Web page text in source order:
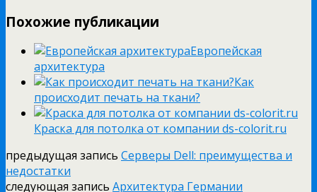
Похожие публикации
Европейская
архитектура
Как
происходит печать на ткани?
Краска для потолка от компании ds-colorit.ru
предыдущая запись Серверы Dell: преимущества и
недостатки
следующая запись Архитектура Германии